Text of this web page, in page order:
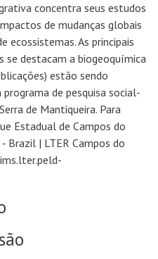
concentra seus estudos
de mudanças globais
As principais
se destacam a biogeoquímica
estão sendo
de pesquisa social-
de Mantiqueira. Para
Estadual de Campos do
Brazil | LTER Campos do